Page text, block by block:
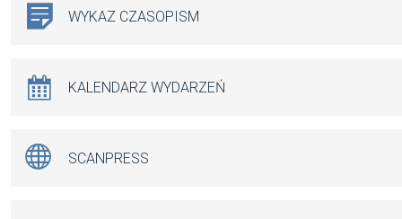
WYKAZ CZASOPISM
KALENDARZ WYDARZEŃ
SCANPRESS